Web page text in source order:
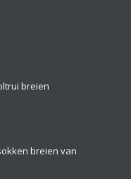
breien
breien van